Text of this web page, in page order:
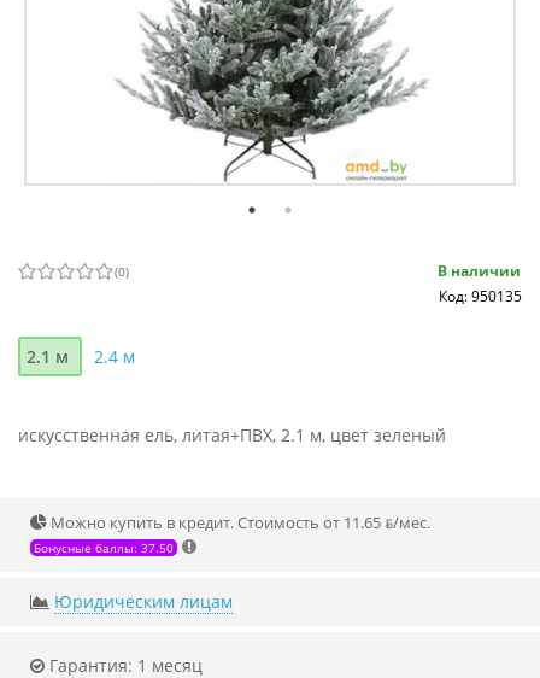
(0)
В наличии
Код: 950135
2.1 м 2.4 м
искусственная ель, литая+ПВХ, 2.1 м, цвет зеленый
Можно купить в кредит. Стоимость от 11.65 ƃ/мec.
Бонусные баллы: 37.50
Юридическим лицам
Гарантия: 1 месяц